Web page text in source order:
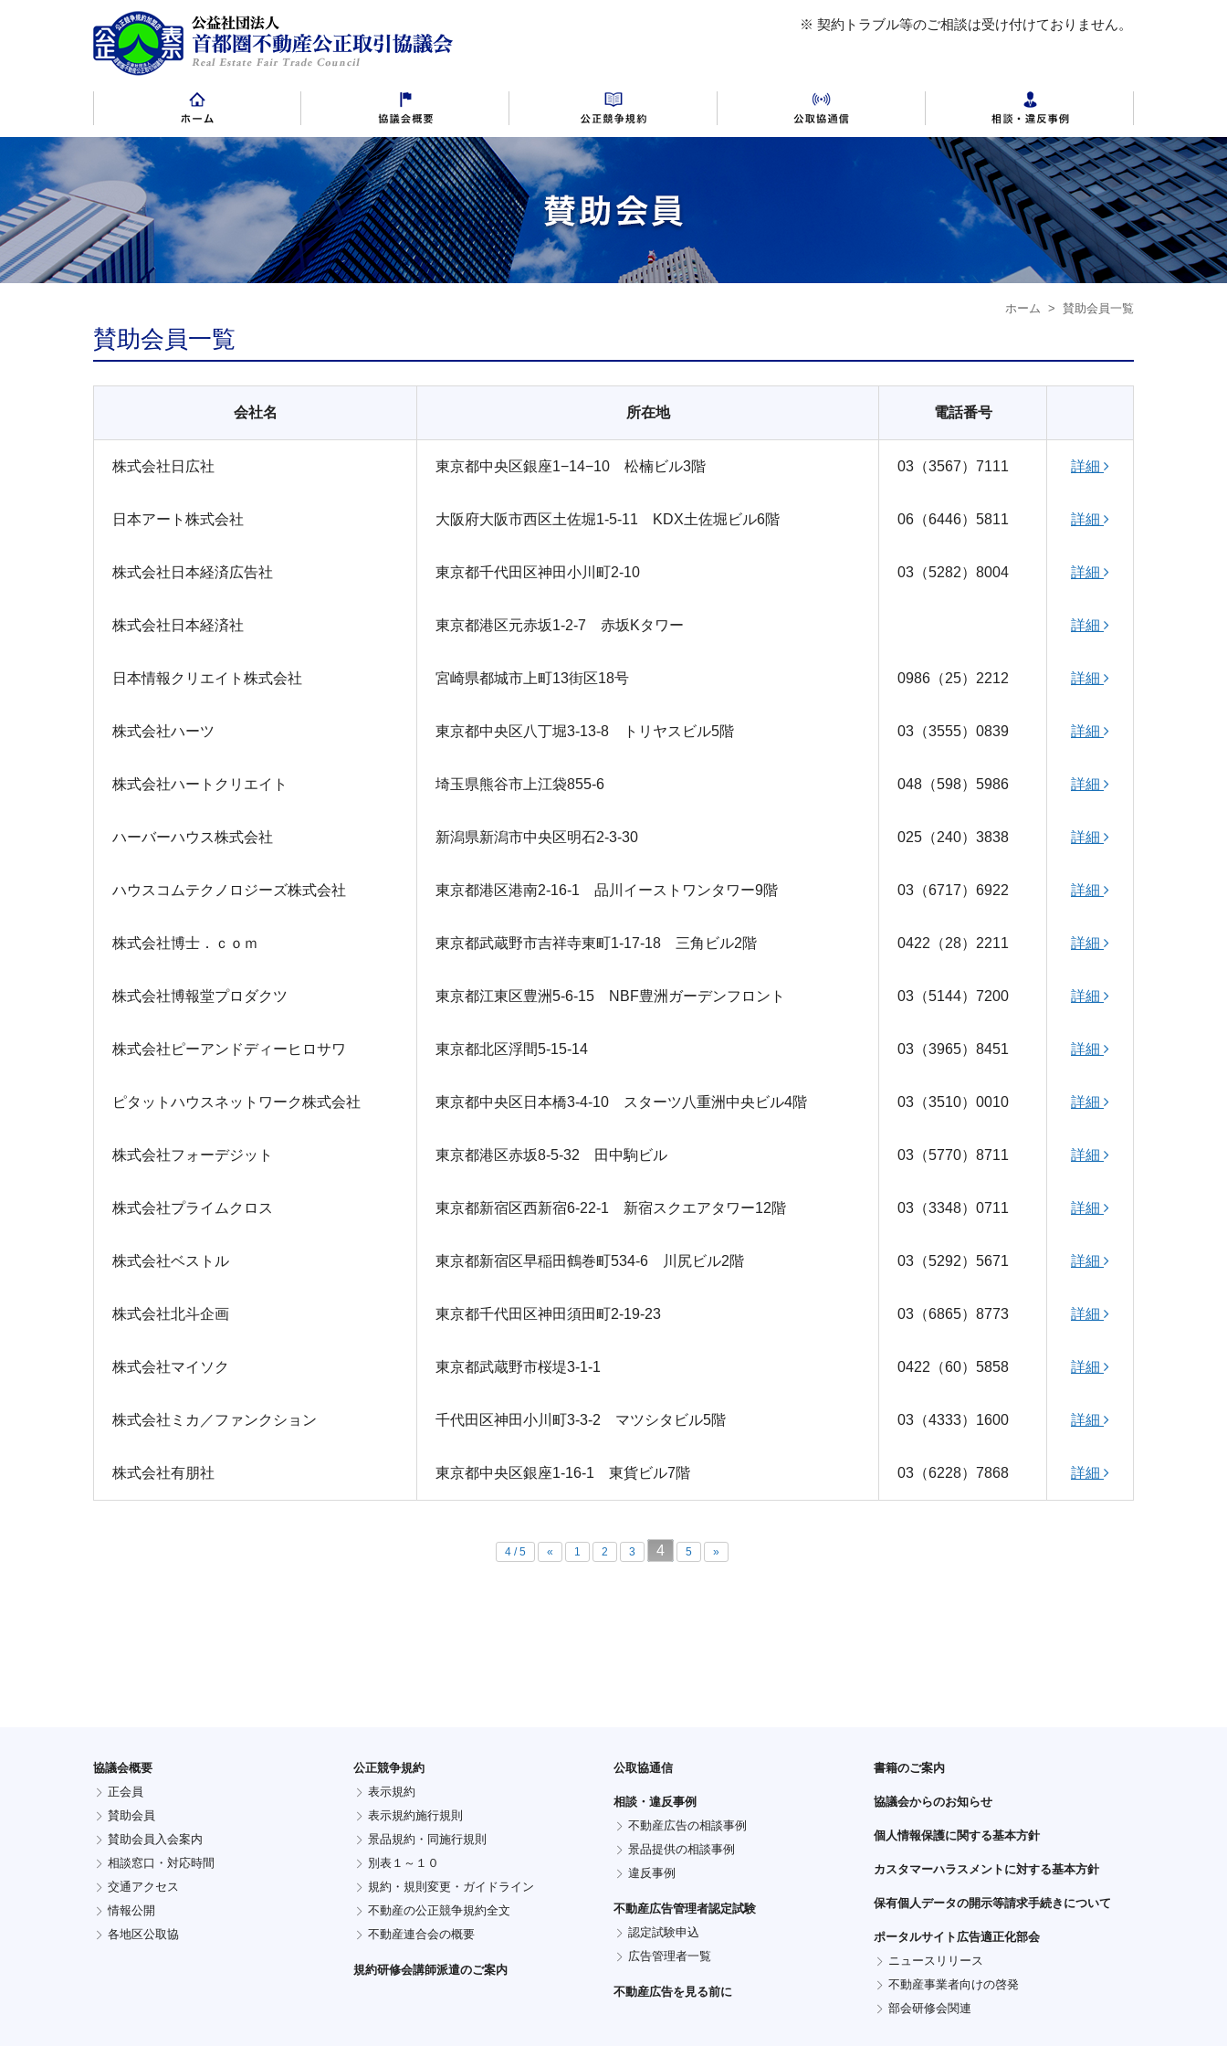
※ 契約トラブル等のご相談は受け付けておりません。
賛助会員 賛助会員入会案内 相談窓口・対応時間
表示規約 景品規約・同施行規則 別表１～１０ 規約・規則変更・ガイドライン 不動産連合会の概要
バックナンバー
不動産広告の相談事例 景品提供の相談事例
ホーム > 賛助会員一覧
賛助会員一覧
会社名 所在地 電話番号
株式会社日広社 東京都中央区銀座1−14−10 松楠ビル3階 03（3567）7111 詳細
日本アート株式会社 大阪府大阪市西区土佐堀1-5-11 KDX土佐堀ビル6階 06（6446）5811 詳細
株式会社日本経済広告社 東京都千代田区神田小川町2-10 03（5282）8004 詳細
株式会社日本経済社 東京都港区元赤坂1‐2‐7 赤坂Kタワー 詳細
日本情報クリエイト株式会社 宮崎県都城市上町13街区18号 0986（25）2212 詳細
株式会社ハーツ 東京都中央区八丁堀3-13-8 トリヤスビル5階 03（3555）0839 詳細
株式会社ハートクリエイト 埼玉県熊谷市上江袋855-6 048（598）5986 詳細
ハーバーハウス株式会社 新潟県新潟市中央区明石2-3-30 025（240）3838 詳細
ハウスコムテクノロジーズ株式会社 東京都港区港南2-16-1 品川イーストワンタワー9階 03（6717）6922 詳細
株式会社博士．ｃｏｍ 東京都武蔵野市吉祥寺東町1-17-18 三角ビル2階 0422（28）2211 詳細
株式会社博報堂プロダクツ 東京都江東区豊洲5‐6‐15 NBF豊洲ガーデンフロント 03（5144）7200 詳細
株式会社ピーアンドディーヒロサワ 東京都北区浮間5-15-14 03（3965）8451 詳細
ピタットハウスネットワーク株式会社 東京都中央区日本橋3-4-10 スターツ八重洲中央ビル4階 03（3510）0010 詳細
株式会社フォーデジット 東京都港区赤坂8‐5‐32 田中駒ビル 03（5770）8711 詳細
株式会社プライムクロス 東京都新宿区西新宿6‐22‐1 新宿スクエアタワー12階 03（3348）0711 詳細
株式会社ベストル 東京都新宿区早稲田鶴巻町534-6 川尻ビル2階 03（5292）5671 詳細
株式会社北斗企画 東京都千代田区神田須田町2‐19‐23 03（6865）8773 詳細
株式会社マイソク 東京都武蔵野市桜堤3-1-1 0422（60）5858 詳細
株式会社ミカ／ファンクション 千代田区神田小川町3-3-2 マツシタビル5階 03（4333）1600 詳細
株式会社有朋社 東京都中央区銀座1-16-1 東貨ビル7階 03（6228）7868 詳細
4 / 5 « 1 2 3 4 5 »
協議会概要
正会員
賛助会員
賛助会員入会案内
相談窓口・対応時間
交通アクセス
情報公開
各地区公取協
公正競争規約
表示規約
表示規約施行規則
景品規約・同施行規則
別表１～１０
規約・規則変更・ガイドライン
不動産の公正競争規約全文
不動産連合会の概要
規約研修会講師派遣のご案内
公取協通信
相談・違反事例
不動産広告の相談事例
景品提供の相談事例
違反事例
不動産広告管理者認定試験
認定試験申込
広告管理者一覧
不動産広告を見る前に
書籍のご案内
協議会からのお知らせ
個人情報保護に関する基本方針
カスタマーハラスメントに対する基本方針
保有個人データの開示等請求手続きについて
ポータルサイト広告適正化部会
ニュースリリース
不動産事業者向けの啓発
部会研修会関連